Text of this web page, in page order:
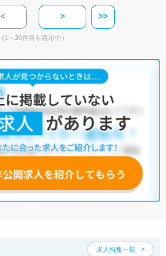
< > >>
（1～20件目を表示中）
求人特集一覧